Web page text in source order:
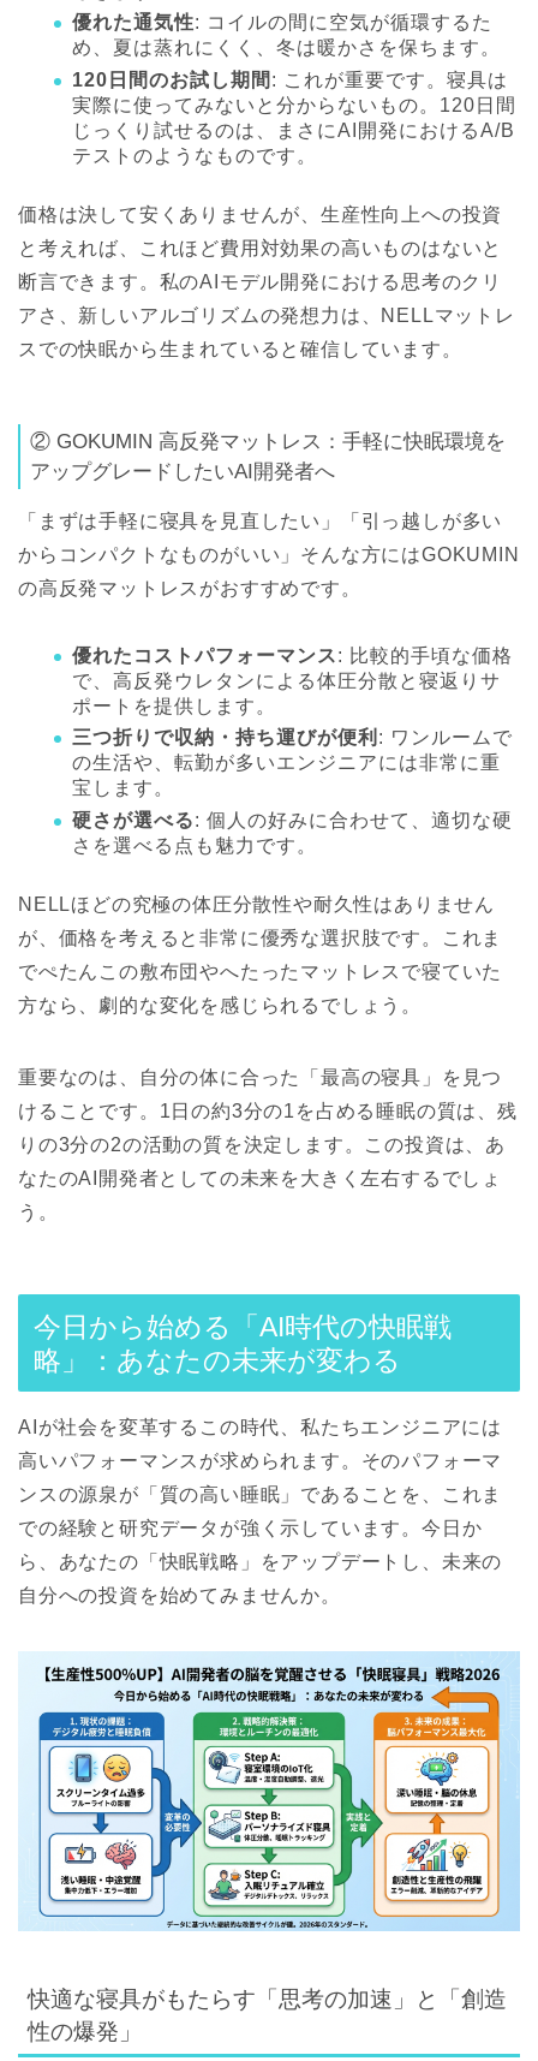
優れた通気性: コイルの間に空気が循環するた
め、夏は蒸れにくく、冬は暖かさを保ちます。
120日間のお試し期間 : これが重要です。寝具は
実際に使ってみないと分からないもの。120日間
じっくり試せるのは、まさにAI開発におけるA/B
テストのようなものです。
価格は決して安くありませんが、生産性向上への投資
と考えれば、これほど費用対効果の高いものはないと
断言できます。私のAIモデル開発における思考のクリ
アさ、新しいアルゴリズムの発想力は、NELLマットレ
スでの快眠から生まれていると確信しています。
② GOKUMIN 高反発マットレス：手軽に快眠環境を
アップグレードしたいAI開発者へ
「まずは手軽に寝具を見直したい」「引っ越しが多い
からコンパクトなものがいい」そんな方にはGOKUMIN
の高反発マットレス がおすすめです。
優れたコストパフォーマンス: 比較的手頃な価格
で、高反発ウレタンによる体圧分散と寝返りサ
ポートを提供します。
三つ折りで収納・持ち運びが便利 : ワンルームで
の生活や、転勤が多いエンジニアには非常に重
宝します。
硬さが選べる: 個人の好みに合わせて、適切な硬
さを選べる点も魅力です。
NELLほどの究極の体圧分散性や耐久性はありません
が、価格を考えると非常に優秀な選択肢です。これま
でぺたんこの敷布団やへたったマットレスで寝ていた
方なら、劇的な変化を感じられるでしょう。
重要なのは、自分の体に合った「最高の寝具」を見つ
けることです。1日の約3分の1を占める睡眠の質は、残
りの3分の2の活動の質を決定します。この投資は、あ
なたのAI開発者としての未来を大きく左右するでしょ
う。
今日から始める「AI時代の快眠戦
略」：あなたの未来が変わる
AIが社会を変革するこの時代、私たちエンジニアには
高いパフォーマンスが求められます。そのパフォーマ
ンスの源泉が「質の高い睡眠」であることを、これま
での経験と研究データが強く示しています。今日か
ら、あなたの「快眠戦略」をアップデートし、未来の
自分への投資を始めてみませんか。
快適な寝具がもたらす「思考の加速」と「創造
性の爆発」